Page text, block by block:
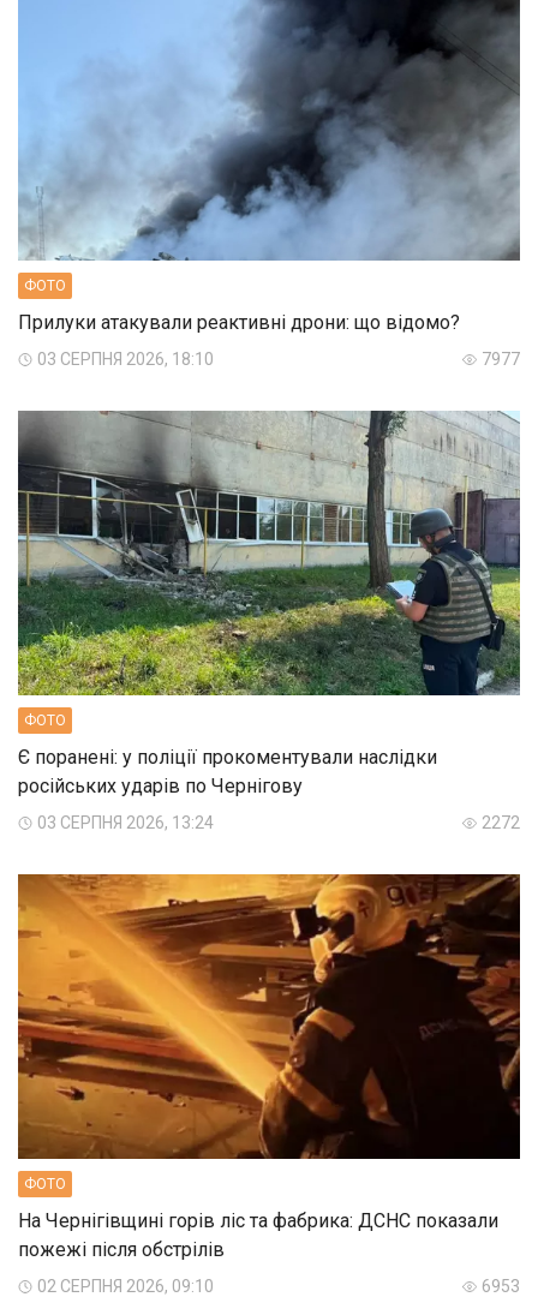
ФОТО
Прилуки атакували реактивні дрони: що відомо?
03 СЕРПНЯ 2026, 18:10 7977
ФОТО
Є поранені: у поліції прокоментували наслідки
російських ударів по Чернігову
03 СЕРПНЯ 2026, 13:24 2272
ФОТО
На Чернігівщині горів ліс та фабрика: ДСНС показали
пожежі після обстрілів
02 СЕРПНЯ 2026, 09:10 6953